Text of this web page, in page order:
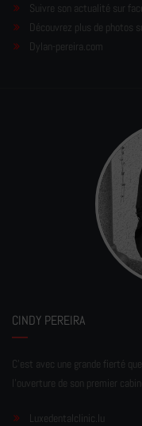
Suivre son actualité sur
Découvrez plus de photos
Dylan-pereira.com
CINDY PEREIRA
C'est avec une grande fierté
l'ouverture de son premier
Luxedentalclinic.lu